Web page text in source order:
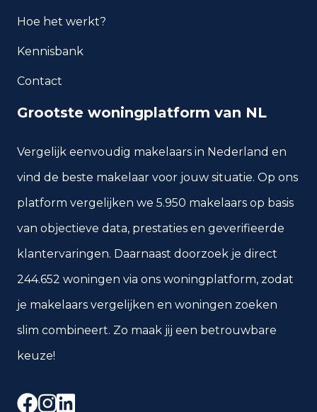
Hoe het werkt?
Kennisbank
Contact
Grootste woningplatform van NL
Vergelijk eenvoudig makelaars in Nederland en
vind de beste makelaar voor jouw situatie. Op ons
platform vergelijken we 5.950 makelaars op basis
van objectieve data, prestaties en geverifieerde
klantervaringen. Daarnaast doorzoek je direct
244.652 woningen via ons woningplatform, zodat
je makelaars vergelijken en woningen zoeken
slim combineert. Zo maak jij een betrouwbare
keuze!
Facebook
Instagram
LinkedIn